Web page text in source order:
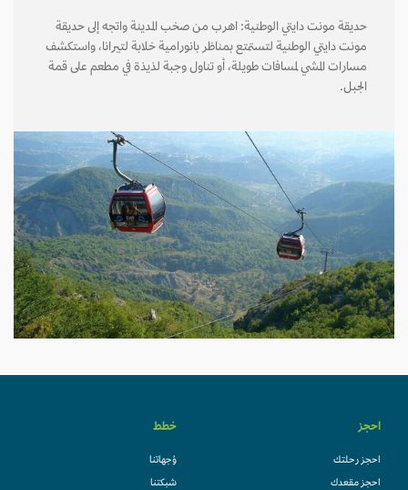
حديقة مونت دايتي الوطنية: اهرب من صخب المدينة واتجه إلى حديقة
مونت دايتي الوطنية لتستمتع بمناظر بانورامية خلابة لتيرانا، واستكشف
مسارات المشي لمسافات طويلة، أو تناول وجبة لذيذة في مطعم على قمة
الجبل.
احجز
احجز رحلتك
احجز مقعدك
خطط
وُجهاتنا
شبكتنا